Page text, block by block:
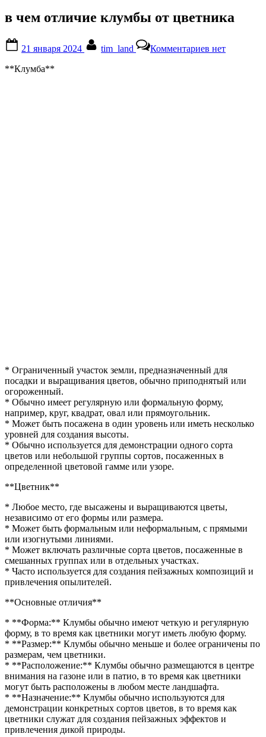
в чем отличие клумбы от цветника
on
21 января 2024 tim_land Комментариевзаписи
нет
**Клумба**
* Ограниченный участок земли, предназначенный для
посадки и выращивания цветов, обычно приподнятый или
огороженный.
* Обычно имеет регулярную или формальную форму,
например, круг, квадрат, овал или прямоугольник.
* Может быть посажена в один уровень или иметь несколько
уровней для создания высоты.
* Обычно используется для демонстрации одного сорта
цветов или небольшой группы сортов, посаженных в
определенной цветовой гамме или узоре.
**Цветник**
* Любое место, где высажены и выращиваются цветы,
независимо от его формы или размера.
* Может быть формальным или неформальным, с прямыми
или изогнутыми линиями.
* Может включать различные сорта цветов, посаженные в
смешанных группах или в отдельных участках.
* Часто используется для создания пейзажных композиций и
привлечения опылителей.
**Основные отличия**
* **Форма:** Клумбы обычно имеют четкую и регулярную
форму, в то время как цветники могут иметь любую форму.
* **Размер:** Клумбы обычно меньше и более ограничены по
размерам, чем цветники.
* **Расположение:** Клумбы обычно размещаются в центре
внимания на газоне или в патио, в то время как цветники
могут быть расположены в любом месте ландшафта.
* **Назначение:** Клумбы обычно используются для
демонстрации конкретных сортов цветов, в то время как
цветники служат для создания пейзажных эффектов и
привлечения дикой природы.